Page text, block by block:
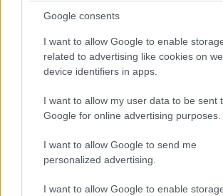
Google consents
I want to allow Google to enable
related to advertising like cookies on
device identifiers in apps.
I want to allow my user data to be sent
Google for online advertising purposes.
I want to allow Google to send me
personalized advertising.
I want to allow Google to enable